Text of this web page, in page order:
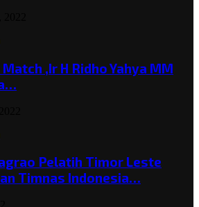
,Ir H Ridho Yahya MM
Pelatih Timor Leste
Timnas Indonesia…